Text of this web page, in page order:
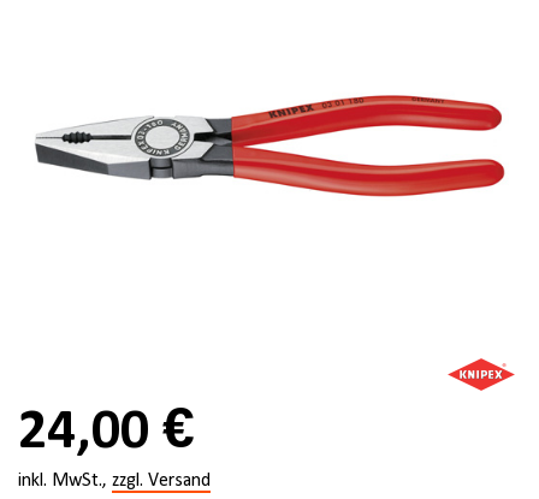
24,00 €
inkl. MwSt., zzgl. Versand